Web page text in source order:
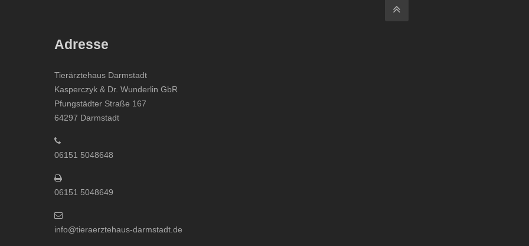
Adresse
Tierärztehaus Darmstadt
Kasperczyk & Dr. Wunderlin GbR
Pfungstädter Straße 167
64297 Darmstadt
06151 5048648
06151 5048649
info@tieraerztehaus-darmstadt.de